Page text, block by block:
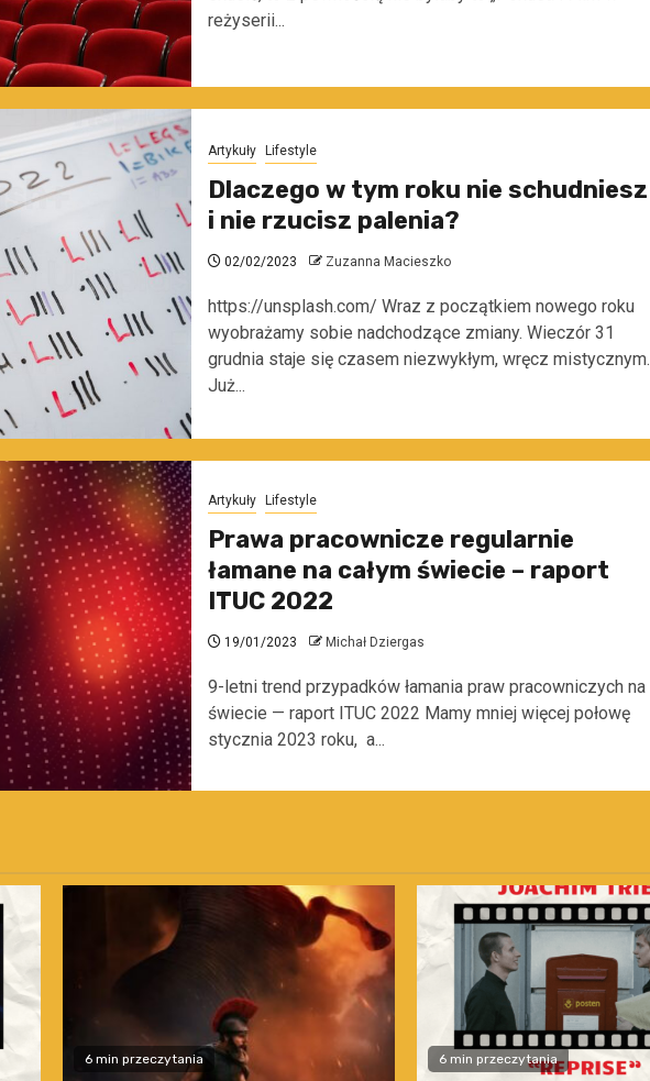
reżyserii...
Artykuły Lifestyle
Dlaczego w tym roku nie schudniesz
i nie rzucisz palenia?
02/02/2023 Zuzanna Macieszko
https://unsplash.com/ Wraz z początkiem nowego roku
wyobrażamy sobie nadchodzące zmiany. Wieczór 31
grudnia staje się czasem niezwykłym, wręcz mistycznym.
Już...
Artykuły Lifestyle
Prawa pracownicze regularnie
łamane na całym świecie – raport
ITUC 2022
19/01/2023 Michał Dziergas
9-letni trend przypadków łamania praw pracowniczych na
świecie — raport ITUC 2022 Mamy mniej więcej połowę
stycznia 2023 roku, a...
6 min przeczytania 6 min przeczytania